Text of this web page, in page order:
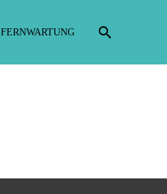
FERNWARTUNG